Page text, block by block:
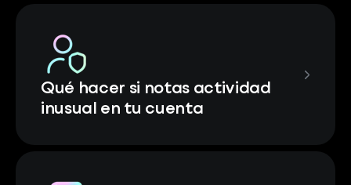
Qué hacer si notas actividad
inusual en tu cuenta